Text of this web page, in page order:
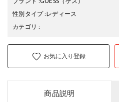
性別タイプ:レディース
カテゴリ :
お気に入り登録
商品説明